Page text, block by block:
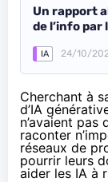
Un rapport
de l’info par
IA 24/10/
Cherchant à
d’IA
n’avaient
raconter
réseaux de
pourrir leurs
aider les IA à